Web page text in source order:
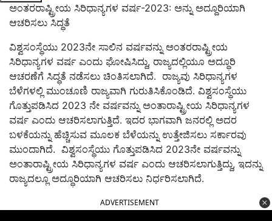
ಅಂತರರಾಷ್ಟ್ರೀಯ ಸಿರಿಧಾನ್ಯಗಳ ವರ್ಷ-2023: ಅನ್ನು ಅದ್ದೂರಿಯಾಗಿ
ಆಚರಿಸಲು ಸಿದ್ಧತೆ
ವಿಶ್ವಸಂಸ್ಥೆಯು 2023ನೇ ಸಾಲಿನ ವರ್ಷವನ್ನು ಅಂತರರಾಷ್ಟ್ರೀಯ
ಸಿರಿಧಾನ್ಯಗಳ ವರ್ಷ ಎಂದು ಘೋಷಿಸಿದ್ದು, ರಾಜ್ಯದಲ್ಲಿಯೂ ಅದ್ಧೂರಿ
ಆಚರಣೆಗೆ ಸಿದ್ಧತೆ ನಡೆಸಲು ಚಿಂತಿಸಲಾಗಿದೆ. ರಾಜ್ಯವು ಸಿರಿಧಾನ್ಯಗಳ
ಬೆಳೆಗಳಲ್ಲಿ ಮುಂಚೂಣಿ ರಾಜ್ಯವಾಗಿ ಗುರುತಿಸಿಕೊಂಡಿದೆ. ವಿಶ್ವಸಂಸ್ಥೆಯು
ಗೊತ್ತುಪಡಿಸಿದ 2023 ನೇ ವರ್ಷವನ್ನು ಅಂತಾರಾಷ್ಟ್ರೀಯ ಸಿರಿಧಾನ್ಯಗಳ
ವರ್ಷ ಎಂದು ಆಚರಿಸಲಾಗುತ್ತಿದೆ. ಇದರ ಭಾಗವಾಗಿ ಜನರಲ್ಲಿ ಅದರ
ಬಳಕೆಯನ್ನು ಹೆಚ್ಚಿಸುವ ಮೂಲಕ ಬೆಳೆಯನ್ನು ಉತ್ತೇಜಿಸಲು ಸರ್ಕಾರವು
ಮುಂದಾಗಿದೆ. ವಿಶ್ವಸಂಸ್ಥೆಯು ಗೊತ್ತುಪಡಿಸಿದ 2023ನೇ ವರ್ಷವನ್ನು
ಅಂತಾರಾಷ್ಟ್ರೀಯ ಸಿರಿಧಾನ್ಯಗಳ ವರ್ಷ ಎಂದು ಆಚರಿಸಲಾಗುತ್ತಿದ್ದು, ಇದನ್ನು
ರಾಜ್ಯದಲ್ಲೂ ಅದ್ಧೂರಿಯಾಗಿ ಆಚರಿಸಲು ನಿರ್ಧರಿಸಲಾಗಿದೆ.
ADVERTISEMENT